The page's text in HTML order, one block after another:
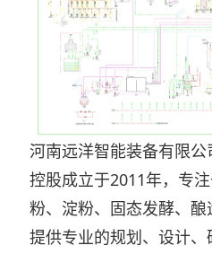
河南远洋智能装备有限
控股成立于2011年，专
粉、淀粉、固态发酵、
提供专业的规划、设计